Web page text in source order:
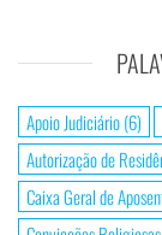
Apoio Judiciário(6)
Autorização de
Caixa Geral de